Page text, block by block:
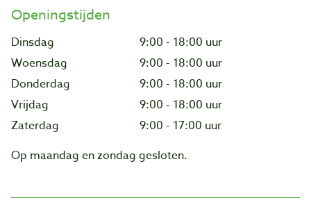
Openingstijden
Dinsdag
9:00 - 18:00 uur
Woensdag
9:00 - 18:00 uur
Donderdag
9:00 - 18:00 uur
Vrijdag
9:00 - 18:00 uur
Zaterdag
9:00 - 17:00 uur
Op maandag en zondag gesloten.